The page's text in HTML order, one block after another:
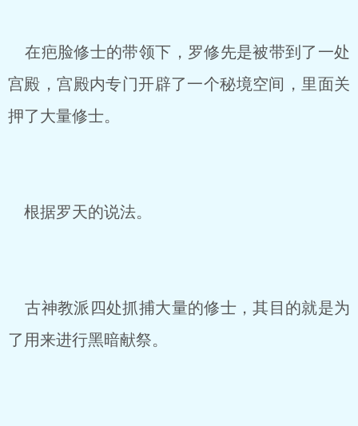
在疤脸修士的带领下，罗修先是被带到了一处
宫殿，宫殿内专门开辟了一个秘境空间，里面关
押了大量修士。
根据罗天的说法。
古神教派四处抓捕大量的修士，其目的就是为
了用来进行黑暗献祭。